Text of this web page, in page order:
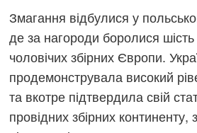
Змагання відбулися у
де за нагороди боролися
чоловічих збірних Європи.
продемонструвала високий
та вкотре підтвердила свій
провідних збірних